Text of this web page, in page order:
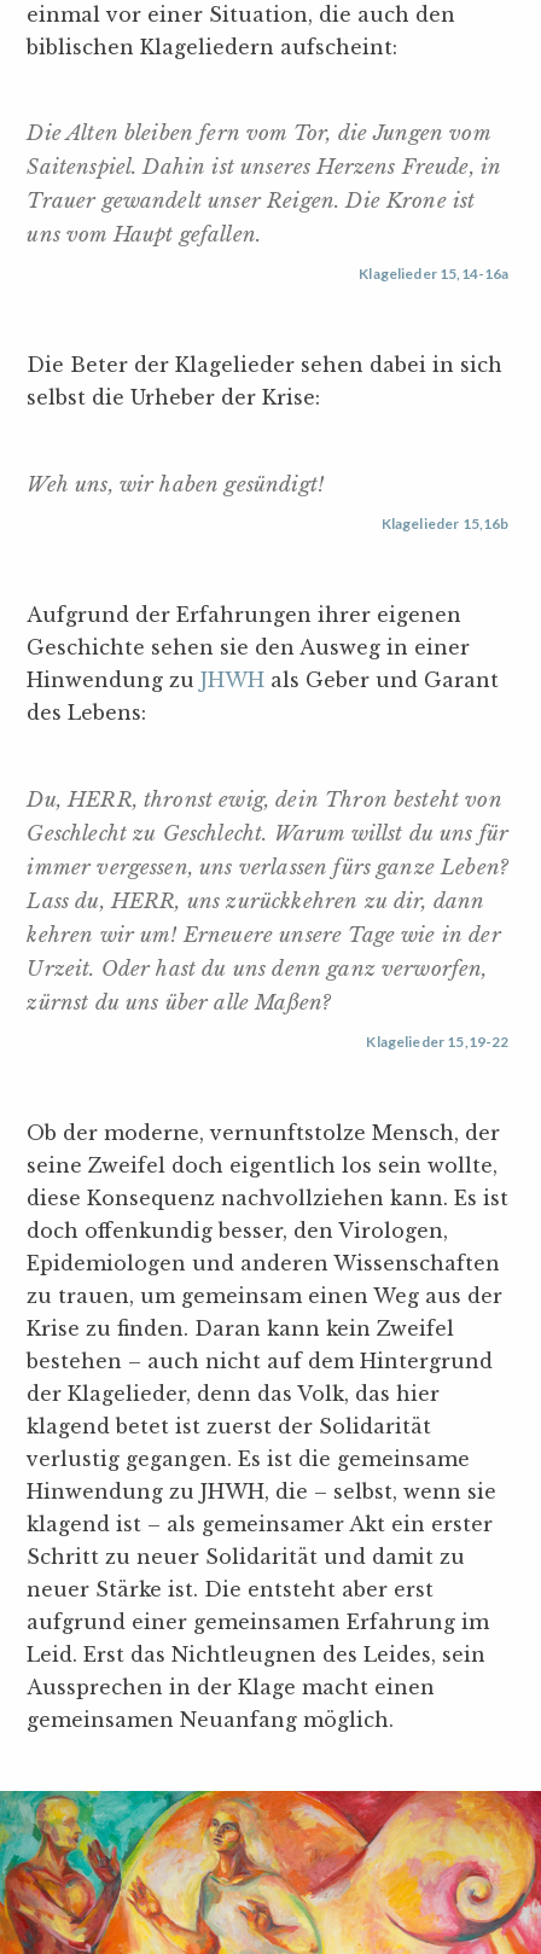
einmal vor einer Situation, die auch den
biblischen Klageliedern aufscheint:
Die Alten bleiben fern vom Tor, die Jungen vom
Saitenspiel. Dahin ist unseres Herzens Freude, in
Trauer gewandelt unser Reigen. Die Krone ist
uns vom Haupt gefallen.
Klagelieder 15,14-16a
Die Beter der Klagelieder sehen dabei in sich
selbst die Urheber der Krise:
Weh uns, wir haben gesündigt!
Klagelieder 15,16b
Aufgrund der Erfahrungen ihrer eigenen
Geschichte sehen sie den Ausweg in einer
Hinwendung zuJHWH als Geber und Garant
des Lebens:
Du, HERR, thronst ewig, dein Thron besteht von
Geschlecht zu Geschlecht. Warum willst du uns für
immer vergessen, uns verlassen fürs ganze Leben?
Lass du, HERR, uns zurückkehren zu dir, dann
kehren wir um! Erneuere unsere Tage wie in der
Urzeit. Oder hast du uns denn ganz verworfen,
zürnst du uns über alle Maßen?
Klagelieder 15,19-22
Ob der moderne, vernunftstolze Mensch, der
seine Zweifel doch eigentlich los sein wollte,
diese Konsequenz nachvollziehen kann. Es ist
doch offenkundig besser, den Virologen,
Epidemiologen und anderen Wissenschaften
zu trauen, um gemeinsam einen Weg aus der
Krise zu finden. Daran kann kein Zweifel
bestehen – auch nicht auf dem Hintergrund
der Klagelieder, denn das Volk, das hier
klagend betet ist zuerst der Solidarität
verlustig gegangen. Es ist die gemeinsame
Hinwendung zu JHWH, die – selbst, wenn sie
klagend ist – als gemeinsamer Akt ein erster
Schritt zu neuer Solidarität und damit zu
neuer Stärke ist. Die entsteht aber erst
aufgrund einer gemeinsamen Erfahrung im
Leid. Erst das Nichtleugnen des Leides, sein
Aussprechen in der Klage macht einen
gemeinsamen Neuanfang möglich.